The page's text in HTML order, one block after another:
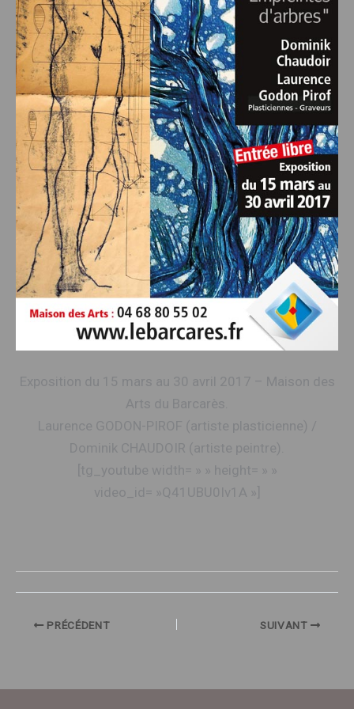
Exposition du 15 mars au 30 avril 2017 – Maison des
Arts du Barcarès.
Laurence GODON-PIROF (artiste plasticienne) /
Dominik CHAUDOIR (artiste peintre).
[tg_youtube width= » » height= » »
video_id= »Q41UBU0Iv1A »]
PRÉCÉDENT SUIVANT